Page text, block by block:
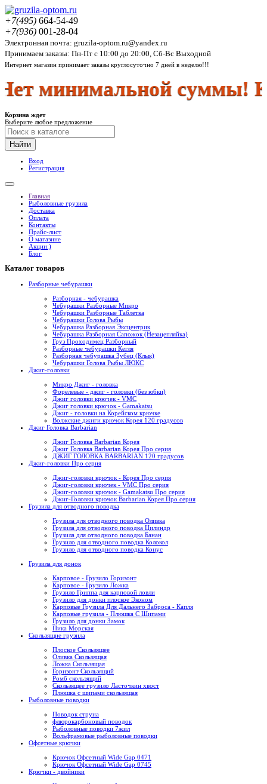
+7(495) 664-54-49
+7(936) 001-28-04
Электронная почта: gruzila-optom.ru@yandex.ru
Принимаем заказы: Пн-Пт с 10:00 до 20:00, Сб-Вс Выходной
Интернет магазин принимает заказы круглосуточно 7 дней в неделю!!!
минимальной суммы!
Корзина ждет
Выберите любое предложение
Найти
Вход
Регистрация
Главная
Рыболовные грузила
Доставка
Оплата
Контакты
Прайс-лист
О магазине
Акции:)
Блог
Каталог товаров
Разборные чебурашки
Разборная - чебурашка
Чебурашки Разборные Микро
Чебурашки Разборные Таблетка
Чебурашки Голова Рыбы
Чебурашка Разборная Эксцентрик
Чебурашка Разборная Сапожок (Незацепляйка)
Груз Проходимец Разборный
Разборные чебурашки Кегля
Разборная чебурашка Зубец (Клык)
Чебурашки Голова Рыбы ЛЮКС
Джиг-головки
Микро Джиг - головка
Форелевые - джиг - головки (без юбки)
Джиг головки крючек - VMC
Джиг головки крючок - Gamakatsu
Джиг - головки на Корейском крючке
Волжские джиги крючок Корея 120 градусов
Джиг Головка Barbarian
Джиг Головка Barbarian Корея
Джиг Головка Barbarian Корея Про серия
ДЖИГ ГОЛОВКА BARBARIAN 120 градусов
Джиг-головки Про серия
Джиг-головки крючок - Корея Про серия
Джиг-головки крючек - VMC Про серия
Джиг-головки крючок - Gamakatsu Про серия
Джиг-Головки крючок Barbarian Корея Про серия
Грузила для отводного поводка
Грузила для отводного поводка Оливка
Грузила для отводного поводка Цилиндр
Грузила для отводного поводка Банан
Грузило для отводного поводка Колокол
Грузило для отводного поводка Конус
Грузила для донок
Карповое - Грузило Горизонт
Карповое - Грузило Ложка
Грузило Гриппа для карповой ловли
Грузило для донки плоское Эконом
Карповые Грузила Для Дальнего Заброса - Капля
Карповые грузила - Плюшка С Шипами
Грузило для донки Замок
Пика Морская
Скользящие грузила
Плоское Скользящее
Оливка Скользящая
Ложка Скользящая
Горизонт Скользящий
Ромб скользящий
Скользящее грузило Ласточкин хвост
Плюшка с шипами скользящая
Рыболовные поводки
Поводок струна
флюрокарбоновый поводок
Рыболовные поводки 7жил
Вольфрамовые рыболовные поводки
Офсетные крючки
Крючок Офсетный Wide Gap 0471
Крючок Офсетный Wide Gap 0745
Крючки - двойники